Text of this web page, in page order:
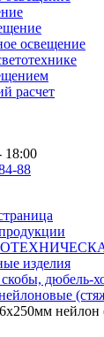
освещение
расчет
18:00
88
изделия
дюбель-